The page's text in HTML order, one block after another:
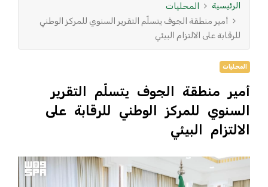
الرئيسية
المحليات
أمير منطقة الجوف يتسلّم التقرير السنوي للمركز الوطني
للرقابة على الالتزام البيئي
المحليات
أمير منطقة الجوف يتسلّم التقرير
السنوي للمركز الوطني للرقابة على
الالتزام البيئي